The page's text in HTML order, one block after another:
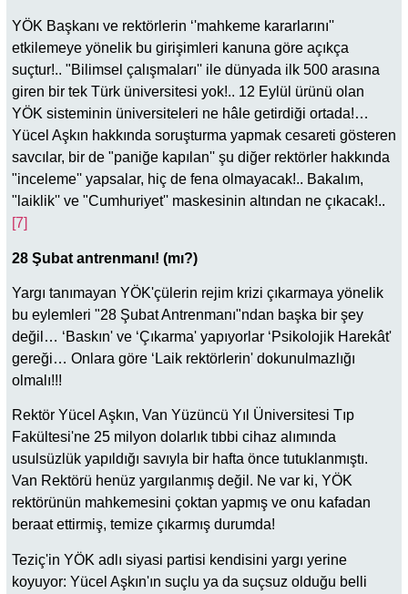
YÖK Başkanı ve rektörlerin ‘'mahkeme kararlarını''
etkilemeye yönelik bu girişimleri kanuna göre açıkça
suçtur!.. "Bilimsel çalışmaları'' ile dünyada ilk 500 arasına
giren bir tek Türk üniversitesi yok!.. 12 Eylül ürünü olan
YÖK sisteminin üniversiteleri ne hâle getirdiği ortada!…
Yücel Aşkın hakkında soruşturma yapmak cesareti gösteren
savcılar, bir de "paniğe kapılan'' şu diğer rektörler hakkında
"inceleme'' yapsalar, hiç de fena olmayacak!.. Bakalım,
"laiklik'' ve "Cumhuriyet'' maskesinin altından ne çıkacak!..
[7]
28 Şubat antrenmanı! (mı?)
Yargı tanımayan YÖK'çülerin rejim krizi çıkarmaya yönelik
bu eylemleri "28 Şubat Antrenmanı"ndan başka bir şey
değil… ‘Baskın' ve ‘Çıkarma' yapıyorlar ‘Psikolojik Harekât'
gereği… Onlara göre ‘Laik rektörlerin' dokunulmazlığı
olmalı!!!
Rektör Yücel Aşkın, Van Yüzüncü Yıl Üniversitesi Tıp
Fakültesi'ne 25 milyon dolarlık tıbbi cihaz alımında
usulsüzlük yapıldığı savıyla bir hafta önce tutuklanmıştı.
Van Rektörü henüz yargılanmış değil. Ne var ki, YÖK
rektörünün mahkemesini çoktan yapmış ve onu kafadan
beraat ettirmiş, temize çıkarmış durumda!
Teziç'in YÖK adlı siyasi partisi kendisini yargı yerine
koyuyor: Yücel Aşkın'ın suçlu ya da suçsuz olduğu belli